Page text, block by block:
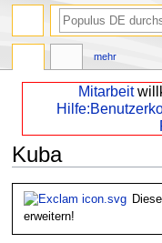
Mitarbeit
Kuba
Zur
Navigation
Zur
Suche
erweitern!
mehr